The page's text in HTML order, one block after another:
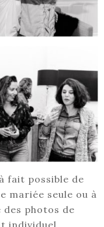
fait possible de
mariée seule ou à
photos de
individuel.